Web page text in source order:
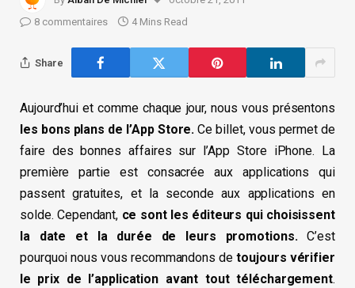
8 commentaires
4 Mins Read
Share
Aujourd’hui et comme chaque jour, nous vous présentons
les bons plans de l’App Store. Ce billet, vous permet de
faire des bonnes affaires sur l’App Store iPhone. La
première partie est consacrée aux applications qui
passent gratuites, et la seconde aux applications en
solde. Cependant, ce sont les éditeurs qui choisissent
la date et la durée de leurs promotions.C’est
pourquoi nous vous recommandons detoujours vérifier
le prix de l’application avant tout téléchargement.